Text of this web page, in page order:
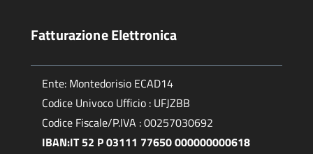
Fatturazione Elettronica
Ente: Montedorisio ECAD14
Codice Univoco Ufficio : UFJZBB
Codice Fiscale/P.IVA : 00257030692
IBAN:IT 52 P 03111 77650 000000000618